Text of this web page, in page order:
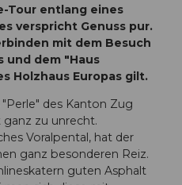
Tour entlang eines
verspricht Genuss pur.
mit dem Besuch
und dem "Haus
Holzhaus Europas gilt.
des Kanton Zug
zu unrecht.
Voralpental, hat der
ganz besonderen Reiz.
guten Asphalt